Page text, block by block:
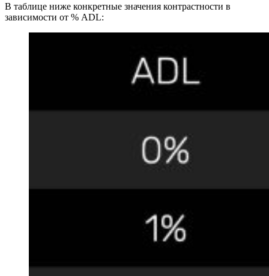
В таблице ниже конкретные значения контрастности в
зависимости от % ADL: